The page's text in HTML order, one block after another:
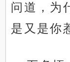
问道，为
是又是你